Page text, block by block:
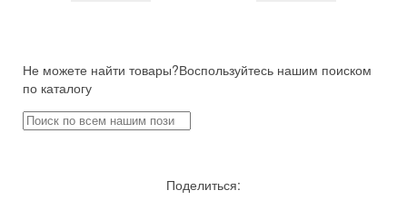
Не можете найти товары?Воспользуйтесь нашим поиском
по каталогу
Поделиться: